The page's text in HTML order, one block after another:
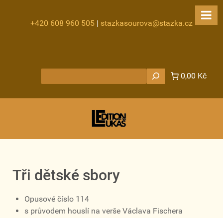
+420 608 960 505 | stazkasourova@stazka.cz
0,00 Kč
Tři dětské sbory
Opusové číslo 114
s průvodem houslí na verše Václava Fischera